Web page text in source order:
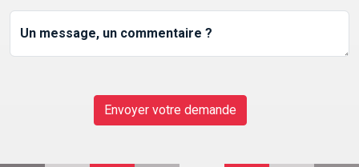
CONTACT
Un message, un commentaire ?
Envoyer votre demande